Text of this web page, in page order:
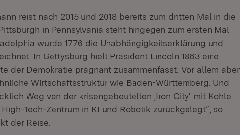
reist nach 2015 und 2018 bereits zum dritten Mal in die
in Pennsylvania steht hingegen zum ersten Mal
wurde 1776 die Unabhängigkeitserklärung und
In Gettysburg hielt Präsident Lincoln 1863 eine
der Demokratie prägnant zusammenfasst. Vor allem aber
Wirtschaftsstruktur wie Baden-Württemberg. Und
Weg von der krisengebeutelten ,Iron City‘ mit Kohle
Tech-Zentrum in KI und Robotik zurückgelegt“, so
der Reise.